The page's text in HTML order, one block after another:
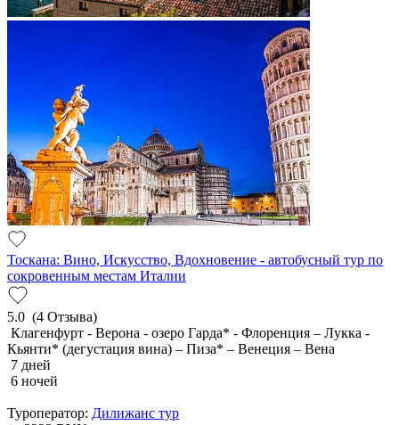
Тоскана: Вино, Искусство, Вдохновение - автобусный тур по
сокровенным местам Италии
5.0 (4 Отзыва)
Клагенфурт - Верона - озеро Гарда* - Флоренция – Лукка -
Кьянти* (дегустация вина) – Пиза* – Венеция – Вена
7 дней
6 ночей
Туроператор: Дилижанс тур